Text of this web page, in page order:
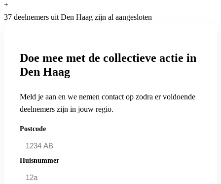
+
37 deelnemers uit Den Haag zijn al aangesloten
Doe mee met de collectieve actie in
Den Haag
Meld je aan en we nemen contact op zodra er voldoende
deelnemers zijn in jouw regio.
Postcode
Huisnummer